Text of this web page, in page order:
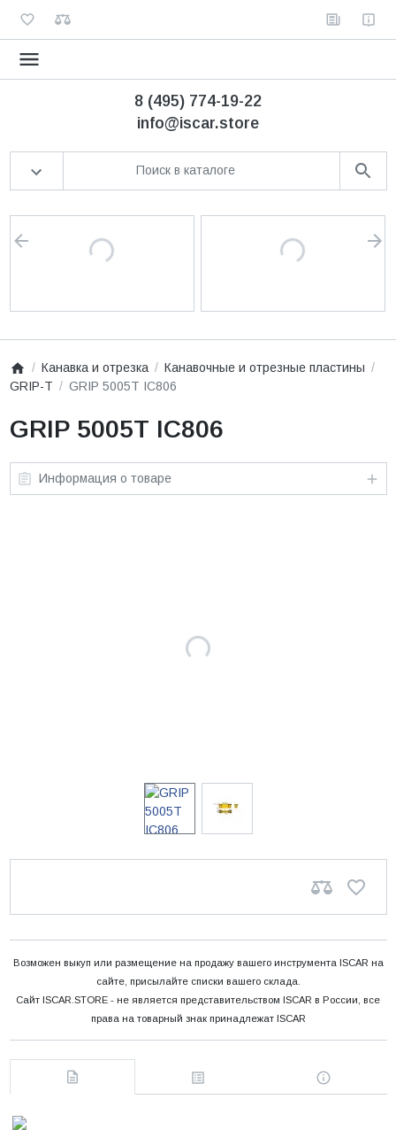
8 (495) 774-19-22
info@iscar.store
Канавка и отрезка
Канавочные и отрезные пластины
GRIP-T
GRIP 5005T IC806
GRIP 5005T IC806
Информация о товаре
Возможен выкуп или размещение на продажу вашего инструмента ISCAR на
сайте, присылайте списки вашего склада.
Сайт ISCAR.STORE - не является представительством ISCAR в России, все
права на товарный знак принадлежат ISCAR